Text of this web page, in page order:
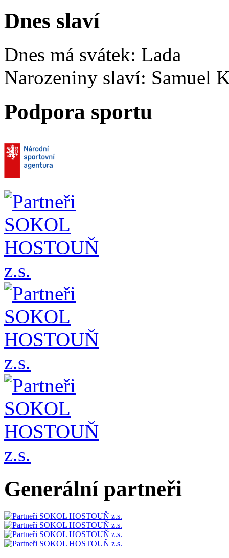
Dnes slaví
Dnes má svátek: Lada
Narozeniny slaví: Samuel
Podpora sportu
Generální partneři